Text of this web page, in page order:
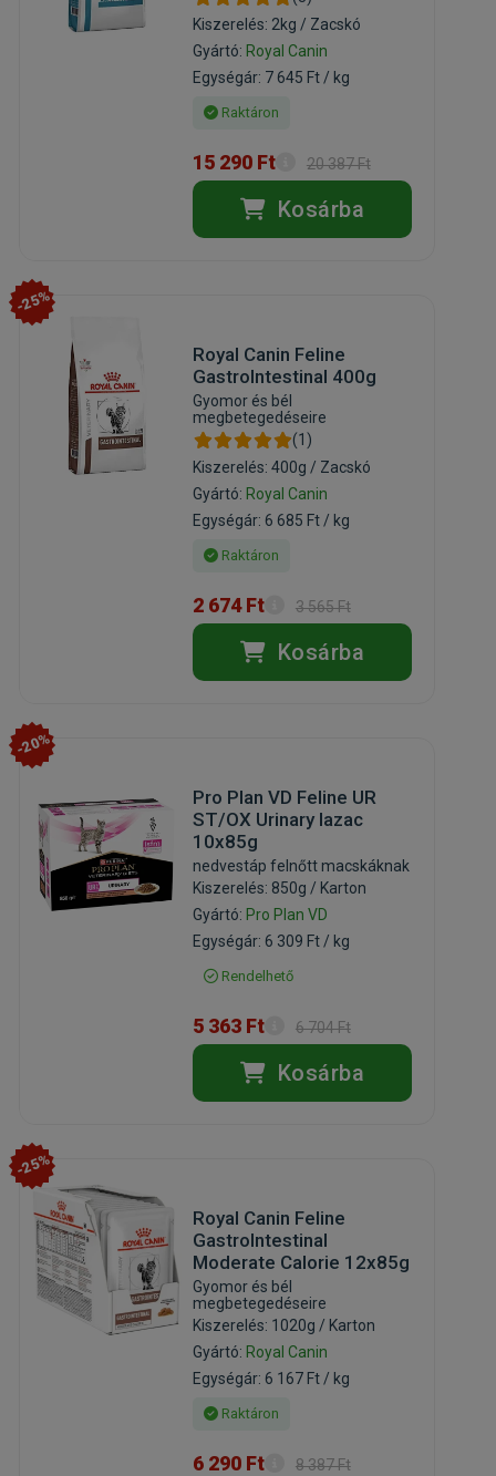
Kiszerelés: 2kg / Zacskó
Gyártó: Royal Canin
Egységár: 7 645 Ft / kg
Raktáron
15 290 Ft 20 387 Ft
Kosárba
-25%
Royal Canin Feline
GastroIntestinal 400g
Gyomor és bél
megbetegedéseire
(1)
Kiszerelés: 400g / Zacskó
Gyártó: Royal Canin
Egységár: 6 685 Ft / kg
Raktáron
2 674 Ft 3 565 Ft
Kosárba
-20%
Pro Plan VD Feline UR
ST/OX Urinary lazac
10x85g
nedvestáp felnőtt macskáknak
Kiszerelés: 850g / Karton
Gyártó: Pro Plan VD
Egységár: 6 309 Ft / kg
Rendelhető
5 363 Ft 6 704 Ft
Kosárba
-25%
Royal Canin Feline
GastroIntestinal
Moderate Calorie 12x85g
Gyomor és bél
megbetegedéseire
Kiszerelés: 1020g / Karton
Gyártó: Royal Canin
Egységár: 6 167 Ft / kg
Raktáron
6 290 Ft 8 387 Ft